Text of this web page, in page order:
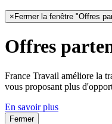
× Fermer la fenêtre "Offres
Offres
France Travail améliore la
vous proposant plus
En savoir plus
Fermer